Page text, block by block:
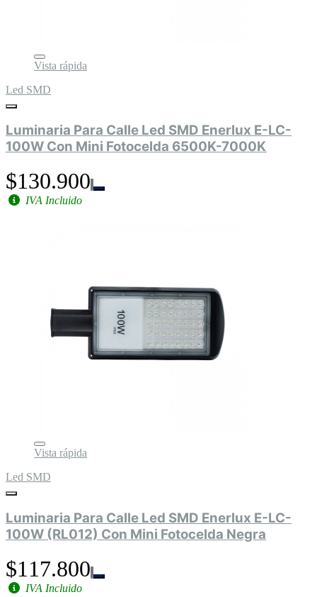
Vista rápida
Led SMD
Luminaria Para Calle Led SMD Enerlux E-LC-
100W Con Mini Fotocelda 6500K-7000K
$130.900
IVA Incluido
Vista rápida
Led SMD
Luminaria Para Calle Led SMD Enerlux E-LC-
100W (RL012) Con Mini Fotocelda Negra
$117.800
IVA Incluido